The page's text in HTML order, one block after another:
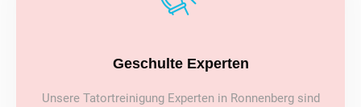
Geschulte Experten
Unsere Tatortreinigung Experten in Ronnenberg sind